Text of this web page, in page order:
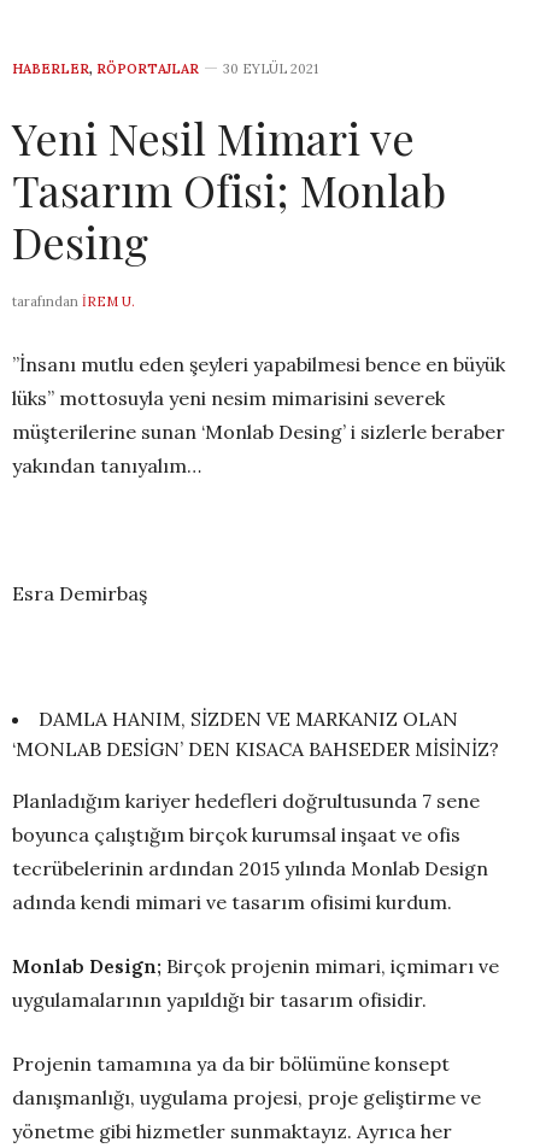
HABERLER, RÖPORTAJLAR 30 EYLÜL 2021
Yeni Nesil Mimari ve
Tasarım Ofisi; Monlab
Desing
tarafından İREM U.
”İnsanı mutlu eden şeyleri yapabilmesi bence en büyük
lüks” mottosuyla yeni nesim mimarisini severek
müşterilerine sunan ‘Monlab Desing’ i sizlerle beraber
yakından tanıyalım…
Esra Demirbaş
DAMLA HANIM, SİZDEN VE MARKANIZ OLAN
‘MONLAB DESİGN’ DEN KISACA BAHSEDER MİSİNİZ?
Planladığım kariyer hedefleri doğrultusunda 7 sene
boyunca çalıştığım birçok kurumsal inşaat ve ofis
tecrübelerinin ardından 2015 yılında Monlab Design
adında kendi mimari ve tasarım ofisimi kurdum.
Monlab Design; Birçok projenin mimari, içmimarı ve
uygulamalarının yapıldığı bir tasarım ofisidir.
Projenin tamamına ya da bir bölümüne konsept
danışmanlığı, uygulama projesi, proje geliştirme ve
yönetme gibi hizmetler sunmaktayız. Ayrıca her